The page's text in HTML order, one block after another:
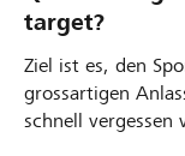
target?
Ziel ist es, den
grossartigen
schnell vergessen